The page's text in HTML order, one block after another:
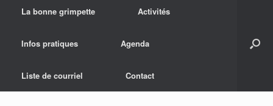
La bonne grimpette Activités
Infos pratiques Agenda
Liste de courriel Contact